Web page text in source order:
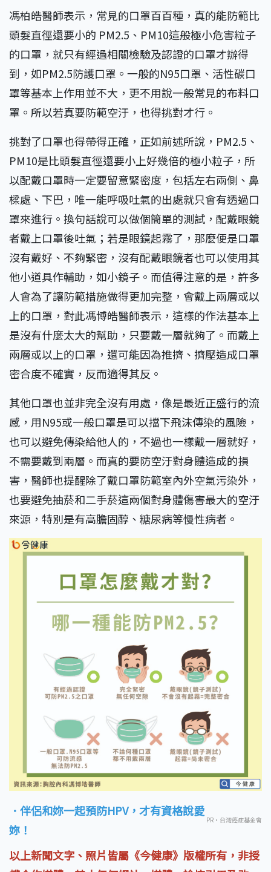
馮柏皓醫師表示，常見的口罩百百種，真的能防範比
頭髮直徑還要小的 PM2.5、PM10這般極小危害粒子
的口罩，就只有經過相關檢驗及認證的口罩才辦得
到，如PM2.5防護口罩。一般的N95口罩、活性碳口
罩等基本上作用並不大，更不用說一般常見的布料口
罩。所以若真要防範空汙，也得挑對才行。
挑對了口罩也得帶得正確，正如前述所說，PM2.5、
PM10是比頭髮直徑還要小上好幾倍的極小粒子，所
以配戴口罩時一定要留意緊密度，包括左右兩側、鼻
樑處、下巴，唯一能呼吸吐氣的出處就只會有透過口
罩來進行。換句話說可以做個簡單的測試，配戴眼鏡
者戴上口罩後吐氣；若是眼鏡起霧了，那麼便是口罩
沒有戴好、不夠緊密，沒有配戴眼鏡者也可以使用其
他小道具作輔助，如小鏡子。而值得注意的是，許多
人會為了讓防範措施做得更加完整，會戴上兩層或以
上的口罩，對此馮博皓醫師表示，這樣的作法基本上
是沒有什麼太大的幫助，只要戴一層就夠了。而戴上
兩層或以上的口罩，還可能因為推擠、擠壓造成口罩
密合度不確實，反而適得其反。
其他口罩也並非完全沒有用處，像是最近正盛行的流
感，用N95或一般口罩是可以擋下飛沫傳染的風險，
也可以避免傳染給他人的，不過也一樣戴一層就好，
不需要戴到兩層。而真的要防空汙對身體造成的損
害，醫師也提醒除了戴口罩防範室內外空氣污染外，
也要避免抽菸和二手菸這兩個對身體傷害最大的空汙
來源，特別是有高膽固醇、糖尿病等慢性病者。
．伴侶和妳一起預防HPV，才有資格說愛
妳！
PR・台灣癌症基金會
以上新聞文字、照片皆屬《今健康》版權所有，非授